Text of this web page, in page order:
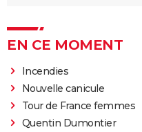
EN CE MOMENT
Incendies
Nouvelle canicule
Tour de France femmes
Quentin Dumontier